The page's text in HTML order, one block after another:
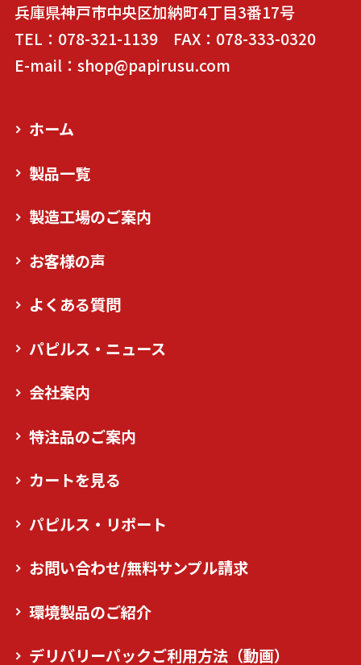
兵庫県神戸市中央区加納町4丁目3番17号
TEL：078-321-1139 FAX：078-333-0320
E-mail：shop@papirusu.com
ホーム
製品一覧
製造工場のご案内
お客様の声
よくある質問
パピルス・ニュース
会社案内
特注品のご案内
カートを見る
パピルス・リポート
お問い合わせ/無料サンプル請求
環境製品のご紹介
デリバリーパックご利用方法（動画）